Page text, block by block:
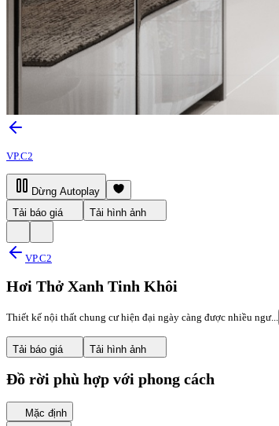
VP.C2
Dừng Autoplay
Tải báo giá
Tải hình ảnh
VP.C2
Hơi Thở Xanh Tinh Khôi
Thiết kế nội thất chung cư hiện đại ngày càng được nhiều ngư...
Tải báo giá Tải hình ảnh
Đồ rời phù hợp với phong cách
Mặc định